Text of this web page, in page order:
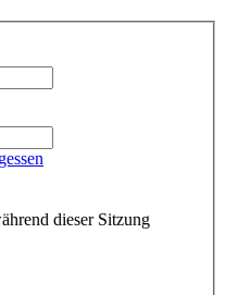
dieser Sitzung